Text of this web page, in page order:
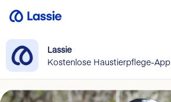
Lassie
Kostenlose Haustierpflege-App